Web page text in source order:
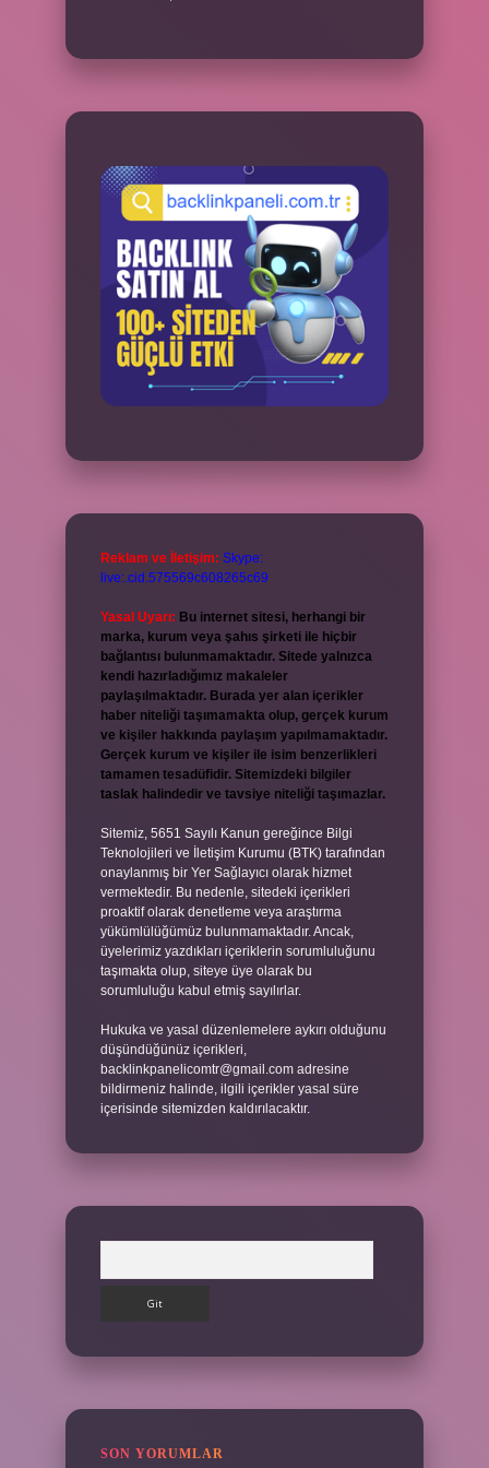
Reklam ve İletişim: Skype:
live:.cid.575569c608265c69
Yasal Uyarı: Bu internet sitesi, herhangi bir
marka, kurum veya şahıs şirketi ile hiçbir
bağlantısı bulunmamaktadır. Sitede yalnızca
kendi hazırladığımız makaleler
paylaşılmaktadır. Burada yer alan içerikler
haber niteliği taşımamakta olup, gerçek kurum
ve kişiler hakkında paylaşım yapılmamaktadır.
Gerçek kurum ve kişiler ile isim benzerlikleri
tamamen tesadüfidir. Sitemizdeki bilgiler
taslak halindedir ve tavsiye niteliği taşımazlar.
Sitemiz, 5651 Sayılı Kanun gereğince Bilgi
Teknolojileri ve İletişim Kurumu (BTK) tarafından
onaylanmış bir Yer Sağlayıcı olarak hizmet
vermektedir. Bu nedenle, sitedeki içerikleri
proaktif olarak denetleme veya araştırma
yükümlülüğümüz bulunmamaktadır. Ancak,
üyelerimiz yazdıkları içeriklerin sorumluluğunu
taşımakta olup, siteye üye olarak bu
sorumluluğu kabul etmiş sayılırlar.
Hukuka ve yasal düzenlemelere aykırı olduğunu
düşündüğünüz içerikleri,
backlinkpanelicomtr@gmail.com adresine
bildirmeniz halinde, ilgili içerikler yasal süre
içerisinde sitemizden kaldırılacaktır.
SON YORUMLAR